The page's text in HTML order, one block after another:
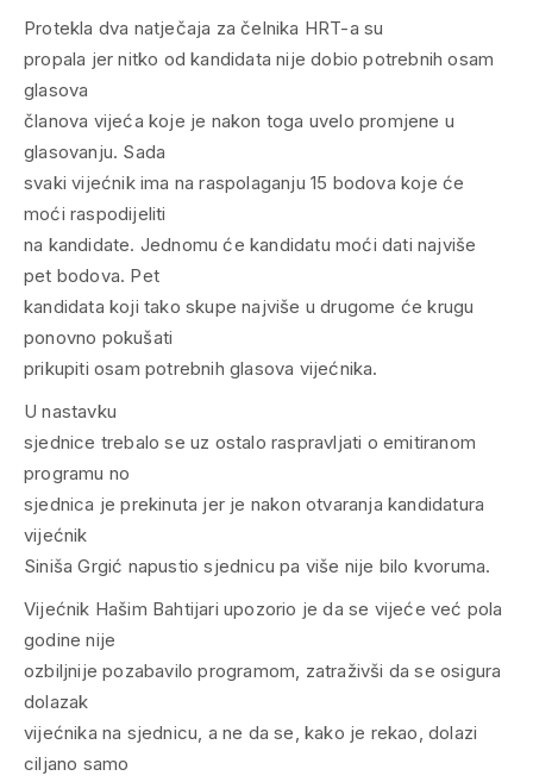
Protekla dva natječaja za čelnika HRT-a su
propala jer nitko od kandidata nije dobio potrebnih osam
glasova
članova vijeća koje je nakon toga uvelo promjene u
glasovanju. Sada
svaki vijećnik ima na raspolaganju 15 bodova koje će
moći raspodijeliti
na kandidate. Jednomu će kandidatu moći dati najviše
pet bodova. Pet
kandidata koji tako skupe najviše u drugome će krugu
ponovno pokušati
prikupiti osam potrebnih glasova vijećnika.
U nastavku
sjednice trebalo se uz ostalo raspravljati o emitiranom
programu no
sjednica je prekinuta jer je nakon otvaranja kandidatura
vijećnik
Siniša Grgić napustio sjednicu pa više nije bilo kvoruma.
Vijećnik Hašim Bahtijari upozorio je da se vijeće već pola
godine nije
ozbiljnije pozabavilo programom, zatraživši da se osigura
dolazak
vijećnika na sjednicu, a ne da se, kako je rekao, dolazi
ciljano samo